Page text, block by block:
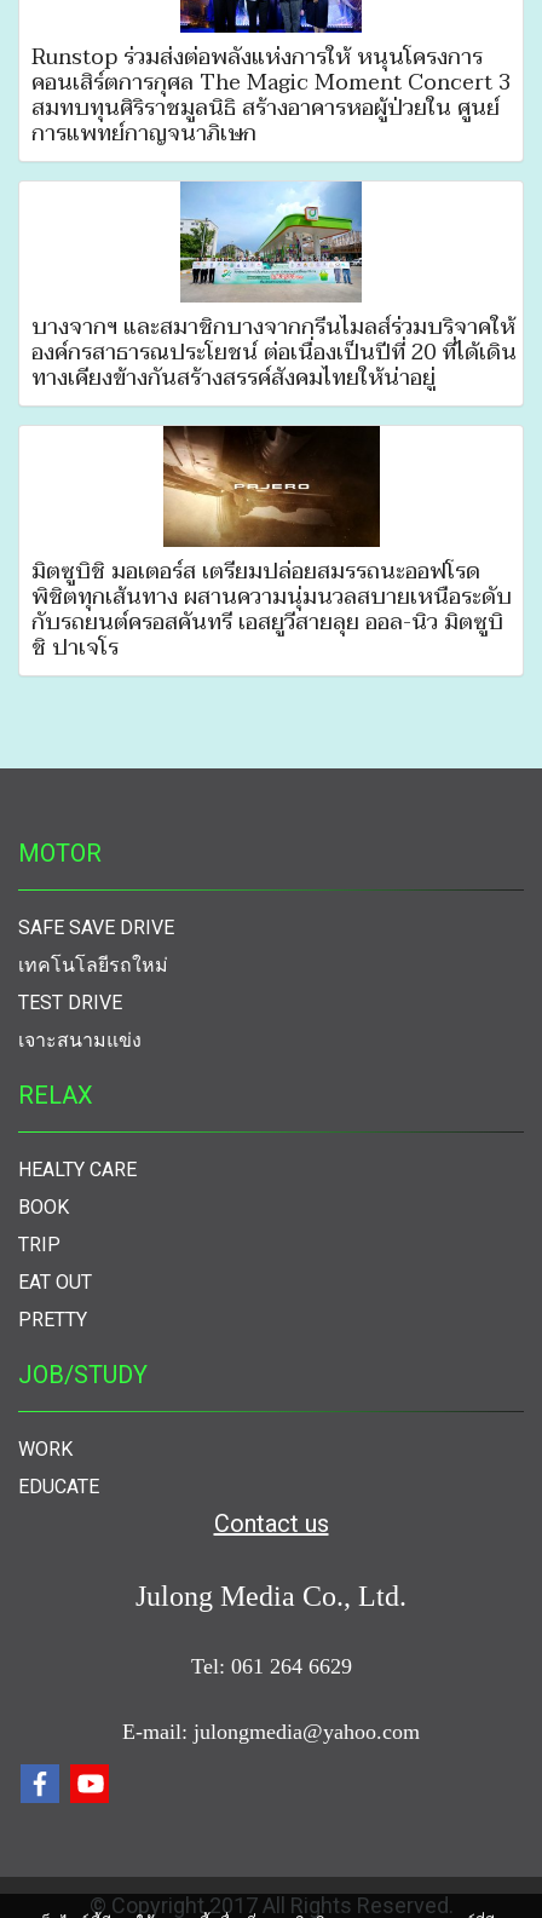
Runstop ร่วมส่งต่อพลังแห่งการให้ หนุนโครงการ
คอนเสิร์ตการกุศล The Magic Moment Concert 3
สมทบทุนศิริราชมูลนิธิ สร้างอาคารหอผู้ป่วยใน ศูนย์
การแพทย์กาญจนาภิเษก
บางจากฯ และสมาชิกบางจากกรีนไมลส์ร่วมบริจาคให้
องค์กรสาธารณประโยชน์ ต่อเนื่องเป็นปีที่ 20 ที่ได้เดิน
ทางเคียงข้างกันสร้างสรรค์สังคมไทยให้น่าอยู่
มิตซูบิชิ มอเตอร์ส เตรียมปล่อยสมรรถนะออฟโรด
พิชิตทุกเส้นทาง ผสานความนุ่มนวลสบายเหนือระดับ
กับรถยนต์ครอสคันทรี เอสยูวีสายลุย ออล-นิว มิตซูบิ
ชิ ปาเจโร
MOTOR
SAFE SAVE DRIVE
เทคโนโลยีรถใหม่
TEST DRIVE
เจาะสนามแข่ง
RELAX
HEALTY CARE
BOOK
TRIP
EAT OUT
PRETTY
JOB/STUDY
WORK
EDUCATE
Contact us
Julong Media Co., Ltd.
Tel: 061 264 6629
E-mail: julongmedia@yahoo.com
© Copyright 2017 All Rights Reserved.